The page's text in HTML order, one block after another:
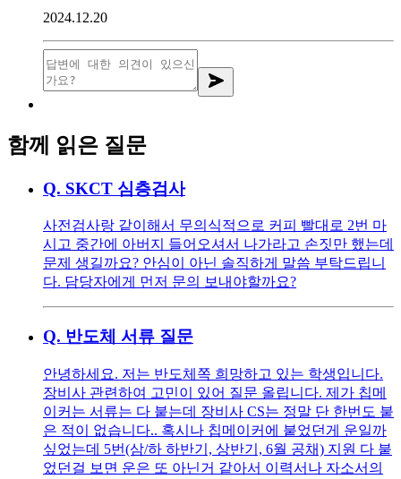
2024.12.20
함께 읽은 질문
Q. SKCT 심층검사
사전검사랑 같이해서 무의식적으로 커피 빨대로 2번 마
시고 중간에 아버지 들어오셔서 나가라고 손짓만 했는데
문제 생길까요? 안심이 아닌 솔직하게 말씀 부탁드립니
다. 담당자에게 먼저 문의 보내야할까요?
Q. 반도체 서류 질문
안녕하세요. 저는 반도체쪽 희망하고 있는 학생입니다.
장비사 관련하여 고민이 있어 질문 올립니다. 제가 칩메
이커는 서류는 다 붙는데 장비사 CS는 정말 단 한번도 붙
은 적이 없습니다.. 혹시나 칩메이커에 붙었던게 운일까
싶었는데 5번(삼/하 하반기, 상반기, 6월 공채) 지원 다 붙
었던걸 보면 운은 또 아닌거 같아서 이력서나 자소서의